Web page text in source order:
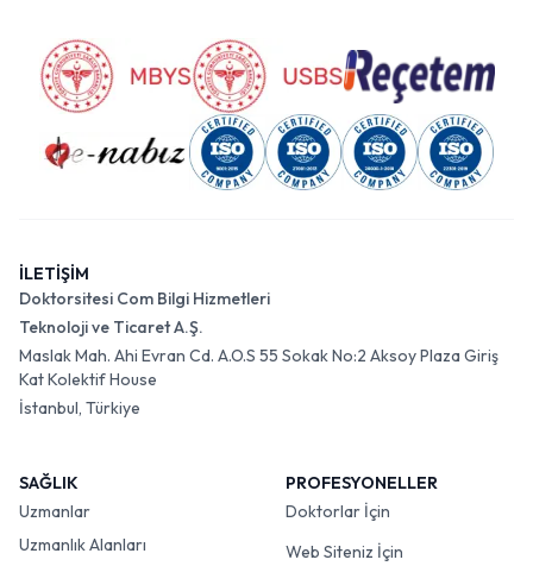
İLETİŞİM
Doktorsitesi Com Bilgi Hizmetleri
Teknoloji ve Ticaret A.Ş.
Maslak Mah. Ahi Evran Cd. A.O.S 55 Sokak No:2 Aksoy Plaza Giriş
Kat Kolektif House
İstanbul, Türkiye
SAĞLIK
Uzmanlar
Uzmanlık Alanları
PROFESYONELLER
Doktorlar İçin
Web Siteniz İçin